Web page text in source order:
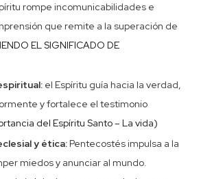
rompe incomunicabilidades e
que remite a la superación de
EL SIGNIFICADO DE
el Espíritu guía hacia la verdad,
y fortalece el testimonio
del Espíritu Santo – La vida)
y ética: Pentecostés impulsa a la
miedos y anunciar al mundo.